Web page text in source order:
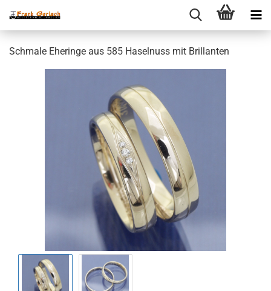
Schmale Eheringe aus 585 Haselnuss mit Brillanten